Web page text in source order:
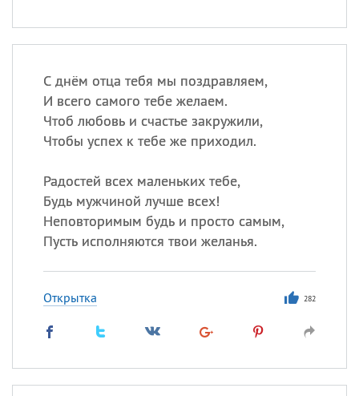
С днём отца тебя мы поздравляем,
И всего самого тебе желаем.
Чтоб любовь и счастье закружили,
Чтобы успех к тебе же приходил.
Радостей всех маленьких тебе,
Будь мужчиной лучше всех!
Неповторимым будь и просто самым,
Пусть исполняются твои желанья.
Открытка 282